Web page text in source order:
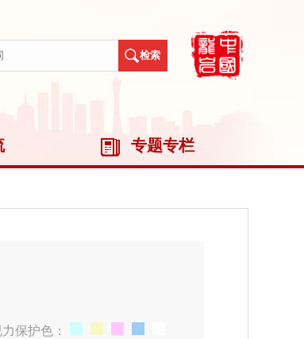
专题专栏
保护色：